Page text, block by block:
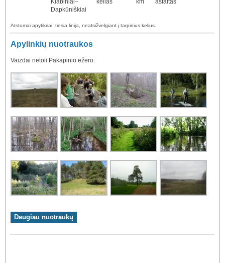
Dapkūniškiai
Atstumai apytikriai, tiesia linija, neatsižvelgiant į tarpinius kelius.
Apylinkių nuotraukos
Vaizdai netoli Pakapinio ežero: